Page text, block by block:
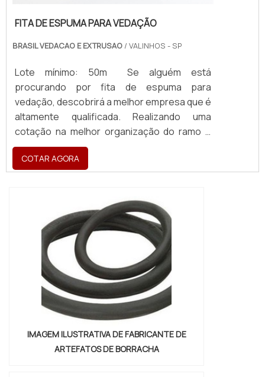
FITA DE ESPUMA PARA VEDAÇÃO
BRASIL VEDACAO E EXTRUSAO / VALINHOS - SP
Lote mínimo: 50m Se alguém está
procurando por fita de espuma para
vedação, descobrirá a melhor empresa que é
altamente qualificada. Realizando uma
cotação na melhor organização do ramo e
descobrindo a maior referência de qualidade
da área de atuação. MAIS SOBRE FITA DE
ESPUMA PARA VEDAÇÃO Quem precisa de
empresa inovadora, consegue encontrar o
site da Brasil Vedação. É possível encontrar
borrachas fa...
COTAR AGORA
IMAGEM ILUSTRATIVA DE FABRICANTE DE
ARTEFATOS DE BORRACHA